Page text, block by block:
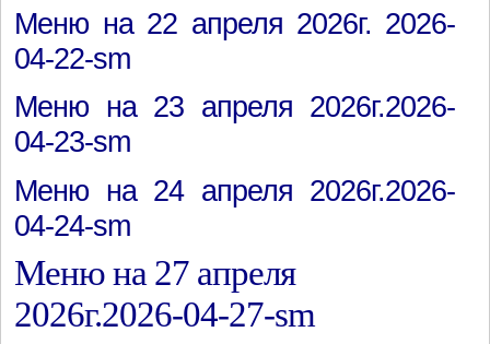
Меню на 22 апреля 2026г. 2026-
04-22-sm
Меню на 23 апреля 2026г.2026-
04-23-sm
Меню на 24 апреля 2026г.2026-
04-24-sm
Меню на 27 апреля
2026г.2026-04-27-sm